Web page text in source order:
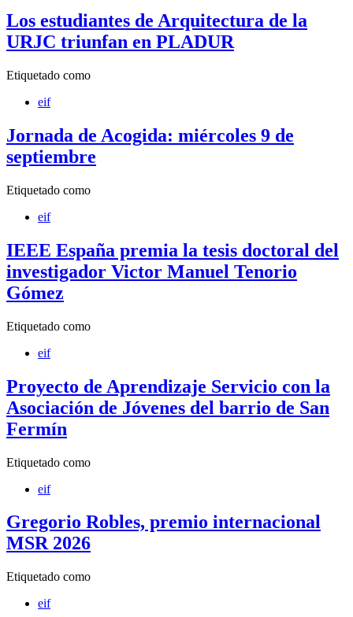
Los estudiantes de Arquitectura de la
URJC triunfan en PLADUR
Etiquetado como
eif
Jornada de Acogida: miércoles 9 de
septiembre
Etiquetado como
eif
IEEE España premia la tesis doctoral del
investigador Victor Manuel Tenorio
Gómez
Etiquetado como
eif
Proyecto de Aprendizaje Servicio con la
Asociación de Jóvenes del barrio de San
Fermín
Etiquetado como
eif
Gregorio Robles, premio internacional
MSR 2026
Etiquetado como
eif